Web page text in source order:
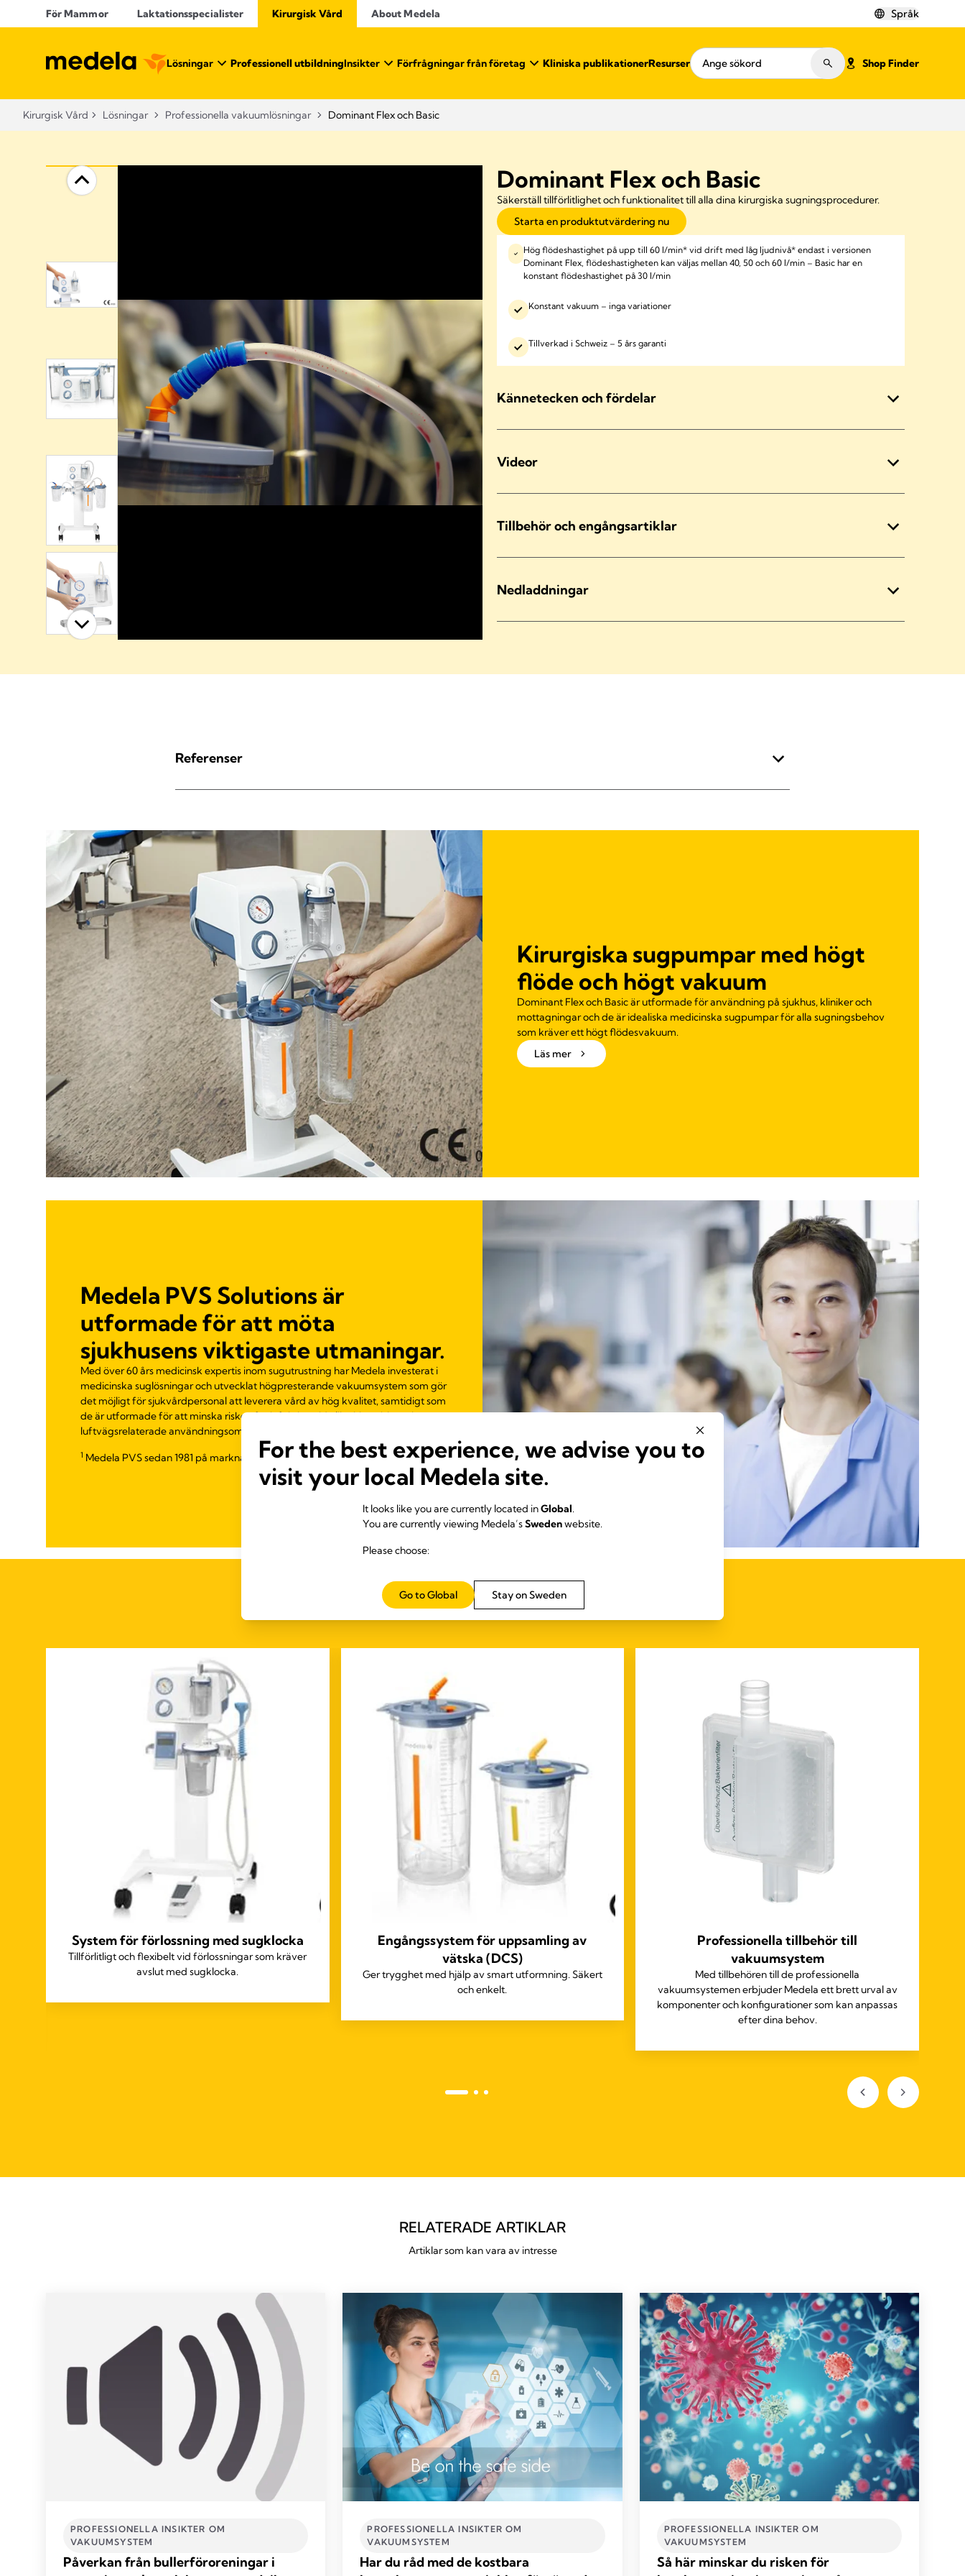
För Mammor Laktationsspecialister Kirurgisk Vård About Medela Språk
Lösningar Professionell utbildningInsikter Förfrågningar från företag Kliniska publikationerResurser Shop Finder
Kirurgisk Vård Lösningar Professionella vakuumlösningar Dominant Flex och Basic
Dominant Flex och Basic
Säkerställ tillförlitlighet och funktionalitet till alla dina kirurgiska sugningsprocedurer.
Starta en produktutvärdering nu
Hög flödeshastighet på upp till 60 l/min* vid drift med låg ljudnivå* endast i versionen
Dominant Flex, flödeshastigheten kan väljas mellan 40, 50 och 60 l/min – Basic har en
konstant flödeshastighet på 30 l/min
Konstant vakuum – inga variationer
Tillverkad i Schweiz – 5 års garanti
Kännetecken och fördelar
Videor
Tillbehör och engångsartiklar
Nedladdningar
Referenser
Kirurgiska sugpumpar med högt
flöde och högt vakuum
Dominant Flex och Basic är utformade för användning på sjukhus, kliniker och
mottagningar och de är idealiska medicinska sugpumpar för alla sugningsbehov
som kräver ett högt flödesvakuum.
Läs mer
Medela PVS Solutions är
utformade för att möta
sjukhusens viktigaste utmaningar.
Med över 60 års medicinsk expertis inom sugutrustning har Medela investerat i
medicinska suglösningar och utvecklat högpresterande vakuumsystem som gör
det möjligt för sjukvårdpersonal att leverera vård av hög kvalitet, samtidigt som
de är utformade för att minska risken för infektion vid olika kirurgiska och
luftvägsrelaterade användningsområden.
1 Medela PVS sedan 1981 på marknaden"
OFTA TILLSAMMANS
System för förlossning med sugklocka
Tillförlitligt och flexibelt vid förlossningar som kräver
avslut med sugklocka.
Engångssystem för uppsamling av
vätska (DCS)
Ger trygghet med hjälp av smart utformning. Säkert
och enkelt.
Professionella tillbehör till
vakuumsystem
Med tillbehören till de professionella
vakuumsystemen erbjuder Medela ett brett urval av
komponenter och konfigurationer som kan anpassas
efter dina behov.
RELATERADE ARTIKLAR
Artiklar som kan vara av intresse
PROFESSIONELLA INSIKTER OM
VAKUUMSYSTEM
Påverkan från bullerföroreningar i
PROFESSIONELLA INSIKTER OM
VAKUUMSYSTEM
Har du råd med de kostbara
PROFESSIONELLA INSIKTER OM
VAKUUMSYSTEM
Så här minskar du risken för
For the best experience, we advise you to
visit your local Medela site.
It looks like you are currently located inGlobal.
You are currently viewing Medela’sSwedenwebsite.
Please choose:
Stay on Sweden
Go to Global